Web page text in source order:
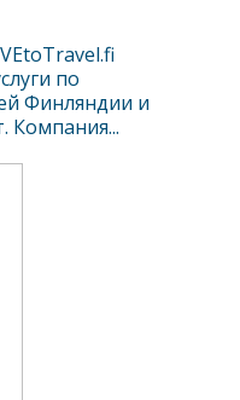
по
Финляндии и
Компания...